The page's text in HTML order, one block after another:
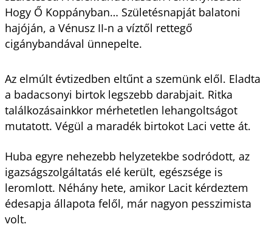
Hogy Ő Koppányban… Születésnapját balatoni
hajóján, a Vénusz II-n a víztől rettegő
cigánybandával ünnepelte.
Az elmúlt évtizedben eltűnt a szemünk elől. Eladta
a badacsonyi birtok legszebb darabjait. Ritka
találkozásainkkor mérhetetlen lehangoltságot
mutatott. Végül a maradék birtokot Laci vette át.
Huba egyre nehezebb helyzetekbe sodródott, az
igazságszolgáltatás elé került, egészsége is
leromlott. Néhány hete, amikor Lacit kérdeztem
édesapja állapota felől, már nagyon pesszimista
volt.